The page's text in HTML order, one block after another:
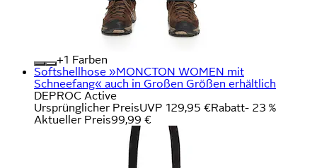
+
Farben
Softshellhose »MONCTON WOMEN mit
Schneefang« auch in Großen Größen erhältlich
DEPROC Active
Ursprünglicher PreisUVP 129,95 €Rabatt- 23 %
Aktueller Preis99,99 €